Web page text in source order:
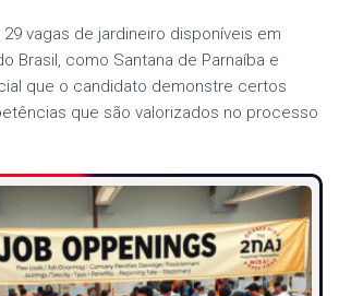
vagas de jardineiro disponíveis em
Brasil, como Santana de Parnaíba e
que o candidato demonstre certos
que são valorizados no processo